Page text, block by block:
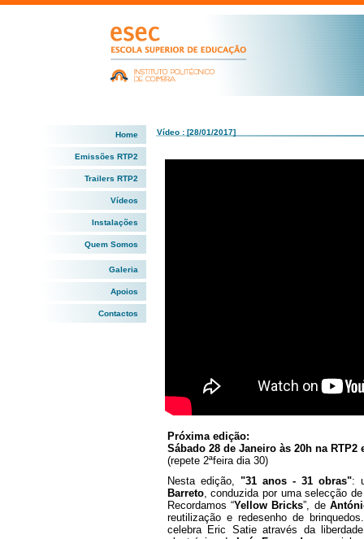
Home
Emissões RTP2
Trailers RTP2
Vídeos
Instalações
Quem Somos
Galeria
Apoios
Contactos
Vídeo : [28/01/2017]
Próxima edição:
Sábado 28 de Janeiro às 20h na RTP2
(repete 2ªfeira dia 30)
Nesta edição, "31 anos - 31 obras":
Barreto, conduzida por uma selecção
Recordamos “Yellow Bricks”, de
reutilização e redesenho de
celebra Eric Satie através da